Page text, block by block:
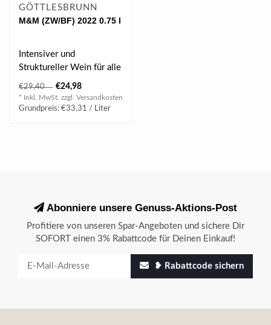
GÖTTLESBRUNN
M&M (ZW/BF) 2022 0.75 l
Intensiver und
Struktureller Wein für alle
Rotweinliebhaber.
€29,40 €24,98
* Inkl. MwSt. zzgl. Versandkosten
Grundpreis: €33,31 / Liter
Abonniere unsere Genuss-Aktions-Post
Profitiere von unseren Spar-Angeboten und sichere Dir
SOFORT einen 3% Rabattcode für Deinen Einkauf!
❥ Rabattcode sichern